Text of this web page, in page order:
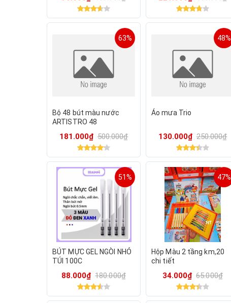
63%
Bộ 48 bút màu nước
ARTISTRO 48
181.000₫ 500.000₫
48%
Áo mưa Trio
130.000₫ 250.000₫
51%
BÚT MỰC GEL NGÒI NHỎ
TÚI 100C
88.000₫ 180.000₫
47%
Hộp Màu 2 tầng km,20
chi tiết
34.000₫ 65.000₫